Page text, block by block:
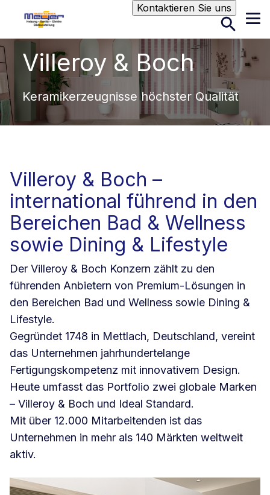
Kontaktieren Sie unsSuche
Villeroy & Boch
Keramikerzeugnisse höchster Qualität
Villeroy & Boch –
international führend in den
Bereichen Bad & Wellness
sowie Dining & Lifestyle
Der Villeroy & Boch Konzern zählt zu den
führenden Anbietern von Premium-Lösungen in
den Bereichen Bad und Wellness sowie Dining &
Lifestyle.
Gegründet 1748 in Mettlach, Deutschland, vereint
das Unternehmen jahrhundertelange
Fertigungskompetenz mit innovativem Design.
Heute umfasst das Portfolio zwei globale Marken
– Villeroy & Boch und Ideal Standard.
Mit über 12.000 Mitarbeitenden ist das
Unternehmen in mehr als 140 Märkten weltweit
aktiv.